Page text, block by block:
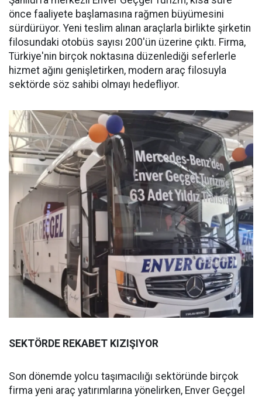
önce faaliyete başlamasına rağmen büyümesini
sürdürüyor. Yeni teslim alınan araçlarla birlikte şirketin
filosundaki otobüs sayısı 200'ün üzerine çıktı. Firma,
Türkiye'nin birçok noktasına düzenlediği seferlerle
hizmet ağını genişletirken, modern araç filosuyla
sektörde söz sahibi olmayı hedefliyor.
SEKTÖRDE REKABET KIZIŞIYOR
Son dönemde yolcu taşımacılığı sektöründe birçok
firma yeni araç yatırımlarına yönelirken, Enver Geçgel